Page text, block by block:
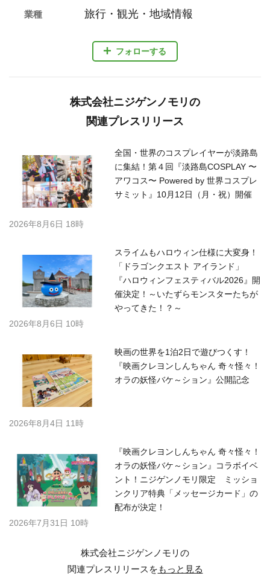
フォローする
業種 旅行・観光・地域情報
株式会社ニジゲンノモリの
関連プレスリリース
全国・世界のコスプレイヤーが淡路島
に集結！第４回『淡路島COSPLAY 〜
アワコス〜 Powered by 世界コスプレ
サミット』10月12日（月・祝）開催
2026年8月6日 18時
スライムもハロウィン仕様に大変身！
「ドラゴンクエスト アイランド」
『ハロウィンフェスティバル2026』開
催決定！～いたずらモンスターたちが
やってきた！？～
2026年8月6日 10時
映画の世界を1泊2日で遊びつくす！
『映画クレヨンしんちゃん 奇々怪々！
オラの妖怪バケ～ション』公開記念
2026年8月4日 11時
『映画クレヨンしんちゃん 奇々怪々！
オラの妖怪バケ～ション』コラボイベ
ント！ニジゲンノモリ限定 ミッショ
ンクリア特典「メッセージカード」の
配布が決定！
2026年7月31日 10時
株式会社ニジゲンノモリの
関連プレスリリースをもっと見る